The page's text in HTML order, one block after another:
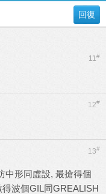
回復
11#
12#
13#
中形同虛設, 最搶得個
波個GIL同GREALISH